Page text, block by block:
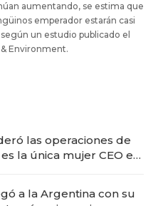
aumentando, se estima que
emperador estarán casi
un estudio publicado el
Environment.
las operaciones de
la única mujer CEO en
a la Argentina con su